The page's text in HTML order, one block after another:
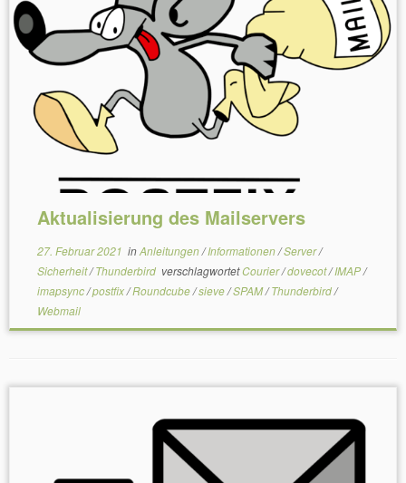
Aktualisierung des Mailservers
27. Februar 2021 inAnleitungen/Informationen/Server/
Sicherheit/Thunderbird verschlagwortetCourier/dovecot/IMAP/
imapsync/postfix/Roundcube/sieve/SPAM/Thunderbird/
Webmail